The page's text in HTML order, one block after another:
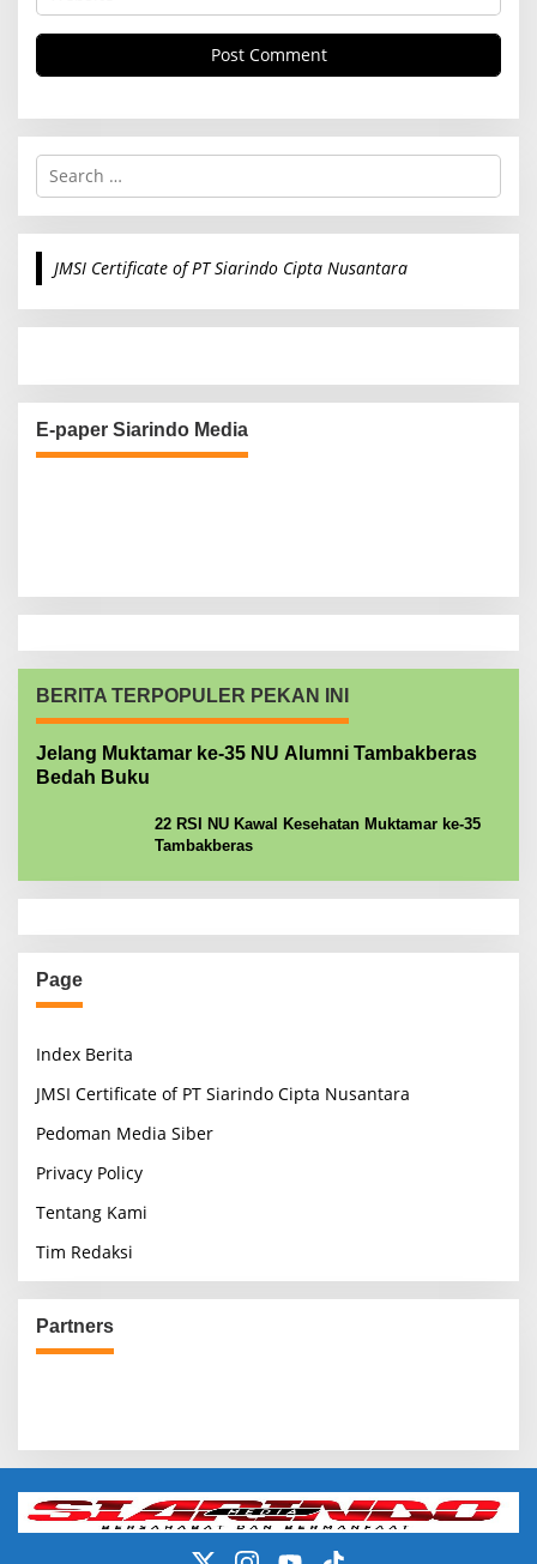
S
r
c
o
JMSI Certificate of PT Siarindo Cipta Nusantara
E-paper Siarindo Media
BERITA TERPOPULER PEKAN INI
Jelang Muktamar ke-35 NU Alumni Tambakberas
Bedah Buku
22 RSI NU Kawal Kesehatan Muktamar ke-35
Tambakberas
Page
Index Berita
JMSI Certificate of PT Siarindo Cipta Nusantara
Pedoman Media Siber
Privacy Policy
Tentang Kami
Tim Redaksi
Partners